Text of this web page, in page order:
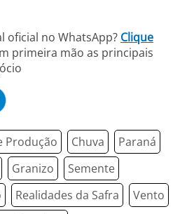
oficial no WhatsApp? Clique
primeira mão as principais
Produção Chuva
Paraná
Granizo
Semente
Realidades da Safra
Vento